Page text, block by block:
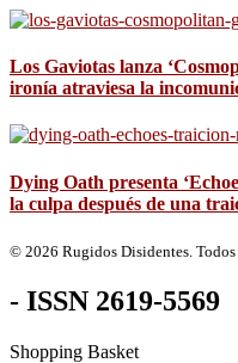
Los Gaviotas lanza
ironía atraviesa la
Dying Oath presenta
la culpa después de una
© 2026 Rugidos Disidentes. Todos
- ISSN 2619-5569
Shopping Basket